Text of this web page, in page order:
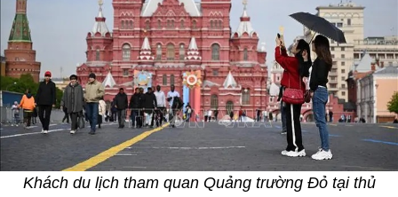
Khách du lịch tham quan Quảng trường Đỏ tại thủ